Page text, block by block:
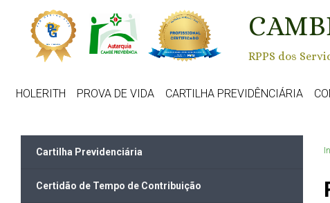
Skip to main content
RPPS dos
HOLERITH PROVA DE VIDA CARTILHA PREVIDÊNCIÁRIA
Cartilha Previdenciária
Certidão de Tempo de Contribuição